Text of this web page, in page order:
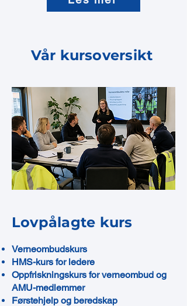
Vår kursoversikt
Lovpålagte kurs
Verneombudskurs
HMS-kurs for ledere
Oppfriskningskurs for verneombud og
AMU-medlemmer
Førstehjelp og beredskap